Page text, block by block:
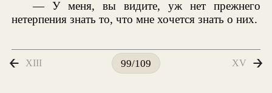
— У меня, вы видите, уж нет прежнего
нетерпения знать то, что мне хочется знать о них.
XIII 99/109 XV